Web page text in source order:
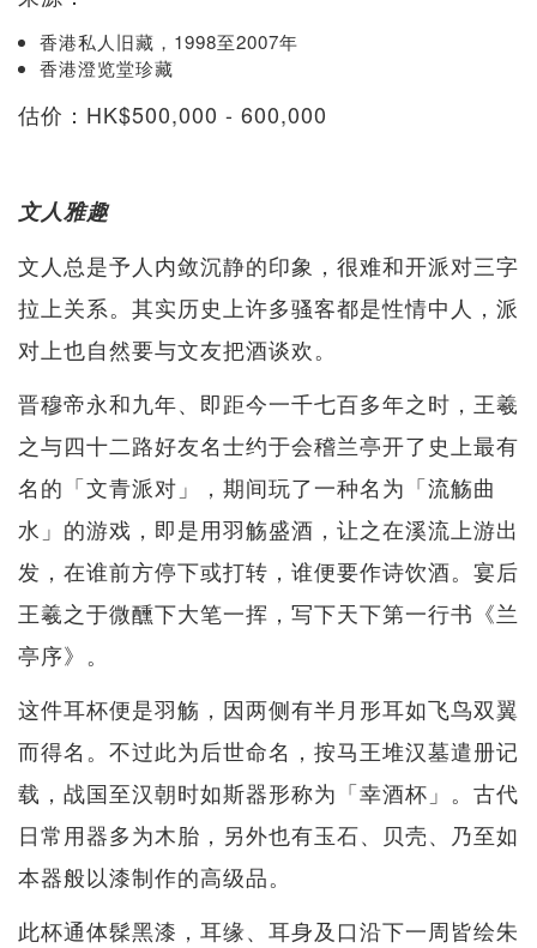
香港私人旧藏，1998至2007年
香港澄览堂珍藏
估价：HK$500,000 - 600,000
文人雅趣
文人总是予人内敛沉静的印象，很难和开派对三字
拉上关系。其实历史上许多骚客都是性情中人，派
对上也自然要与文友把酒谈欢。
晋穆帝永和九年、即距今一千七百多年之时，王羲
之与四十二路好友名士约于会稽兰亭开了史上最有
名的「文青派对」，期间玩了一种名为「流觞曲
水」的游戏，即是用羽觞盛酒，让之在溪流上游出
发，在谁前方停下或打转，谁便要作诗饮酒。宴后
王羲之于微醺下大笔一挥，写下天下第一行书《兰
亭序》。
这件耳杯便是羽觞，因两侧有半月形耳如飞鸟双翼
而得名。不过此为后世命名，按马王堆汉墓遣册记
载，战国至汉朝时如斯器形称为「幸酒杯」。古代
日常用器多为木胎，另外也有玉石、贝壳、乃至如
本器般以漆制作的高级品。
此杯通体髹黑漆，耳缘、耳身及口沿下一周皆绘朱